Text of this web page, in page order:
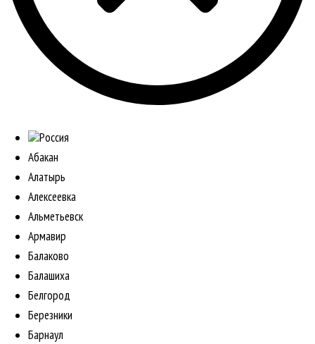
Россия
Абакан
Алатырь
Алексеевка
Альметьевск
Армавир
Балаково
Балашиха
Белгород
Березники
Барнаул